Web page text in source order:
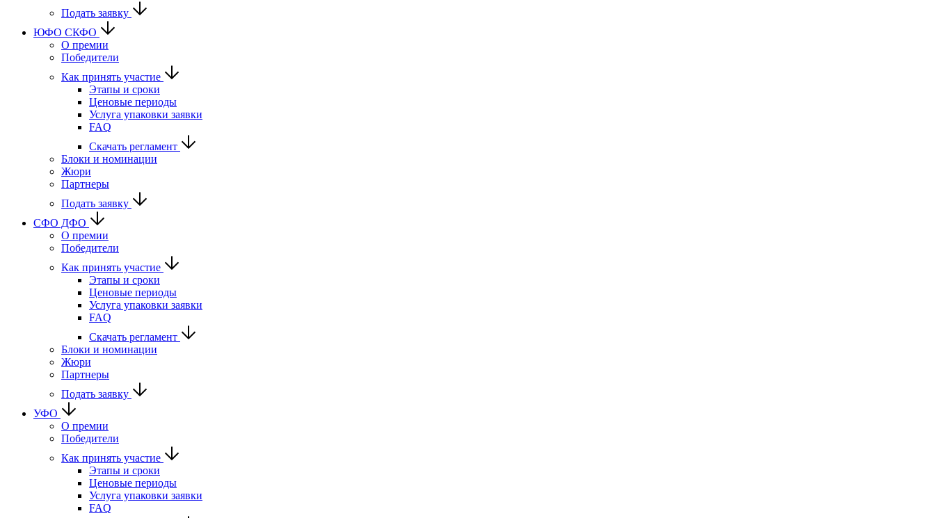
Подать заявку
ЮФО СКФО
О премии
Победители
Как принять участие
Этапы и сроки
Ценовые периоды
Услуга упаковки заявки
FAQ
Скачать регламент
Блоки и номинации
Жюри
Партнеры
Подать заявку
CФО ДФО
О премии
Победители
Как принять участие
Этапы и сроки
Ценовые периоды
Услуга упаковки заявки
FAQ
Скачать регламент
Блоки и номинации
Жюри
Партнеры
Подать заявку
УФО
О премии
Победители
Как принять участие
Этапы и сроки
Ценовые периоды
Услуга упаковки заявки
FAQ